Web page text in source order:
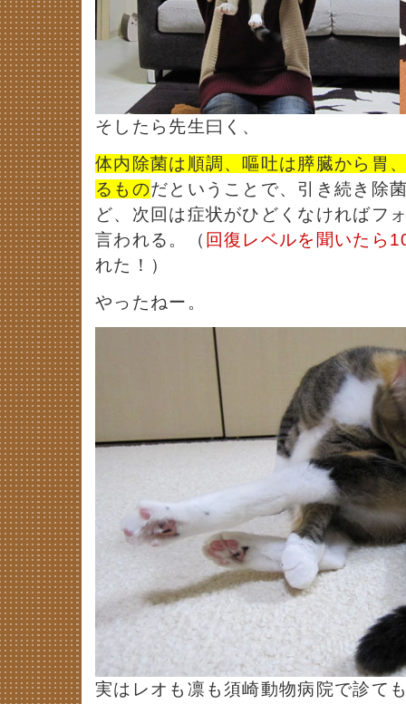
そしたら先生曰く、
体内除菌は順調、嘔吐は膵臓から胃
るものだということで、引き続き除
ど、次回は症状がひどくなければフ
言われる。（ 回復レベルを聞いたら
れた！）
やったねー。
実はレオも凛も須崎動物病院で診て